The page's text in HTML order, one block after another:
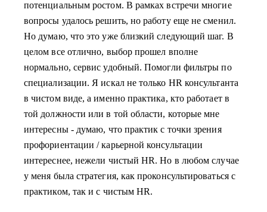
потенциальным ростом. В рамках встречи многие
вопросы удалось решить, но работу еще не сменил.
Но думаю, что это уже близкий следующий шаг. В
целом все отлично, выбор прошел вполне
нормально, сервис удобный. Помогли фильтры по
специализации. Я искал не только HR консультанта
в чистом виде, а именно практика, кто работает в
той должности или в той области, которые мне
интересны - думаю, что практик с точки зрения
профориентации / карьерной консультации
интереснее, нежели чистый HR. Но в любом случае
у меня была стратегия, как проконсультироваться с
практиком, так и с чистым HR.